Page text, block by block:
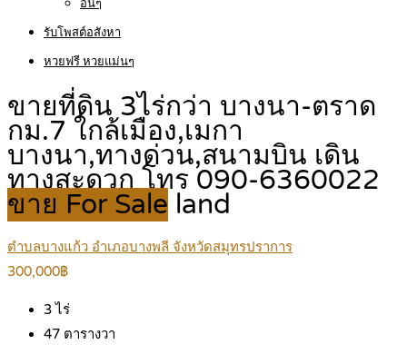
อื่นๆ
รับโพสต์อสังหา
หวยฟรี หวยแม่นๆ
ขายที่ดิน 3ไร่กว่า บางนา-ตราด
กม.7 ใกล้เมือง,เมกา
บางนา,ทางด่วน,สนามบิน เดิน
ทางสะดวก โทร 090-6360022
ขาย For Sale land
ตำบลบางแก้ว อำเภอบางพลี จังหวัดสมุทรปราการ
300,000฿
3ไร่
47 ตารางวา